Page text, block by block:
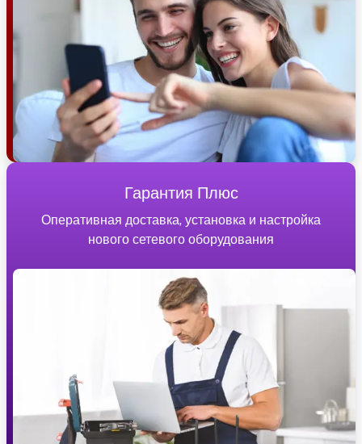
Гарантия Плюс
Оперативная доставка, установка и настройка
нового сетевого оборудования